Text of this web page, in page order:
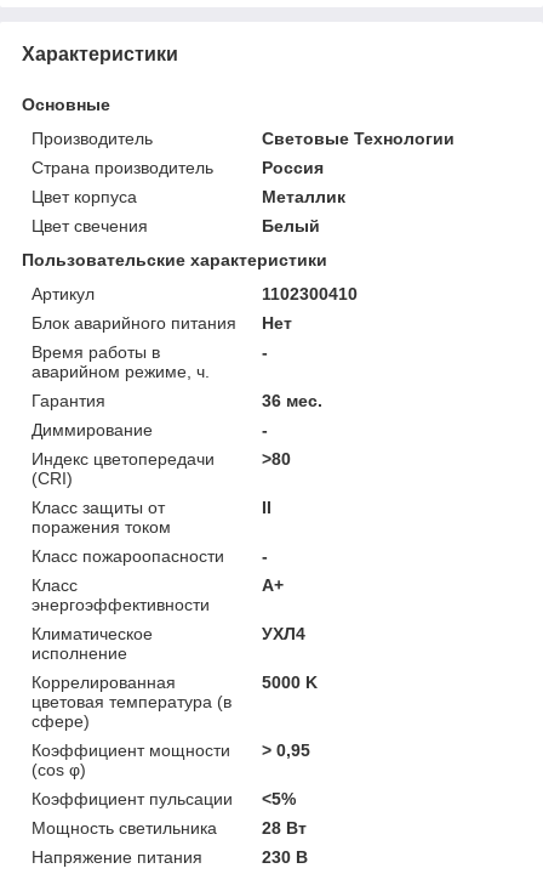
Характеристики
Основные
Производитель
Световые Технологии
Страна производитель
Россия
Цвет корпуса
Металлик
Цвет свечения
Белый
Пользовательские характеристики
Артикул
1102300410
Блок аварийного питания
Нет
Время работы в
аварийном режиме, ч.
-
Гарантия
36 мес.
Диммирование
-
Индекс цветопередачи
(CRI)
>80
Класс защиты от
поражения током
II
Класс пожароопасности
-
Класс
энергоэффективности
A+
Климатическое
исполнение
УХЛ4
Коррелированная
цветовая температура (в
сфере)
5000 K
Коэффициент мощности
(cos φ)
> 0,95
Коэффициент пульсации
<5%
Мощность светильника
28 Вт
Напряжение питания
230 В